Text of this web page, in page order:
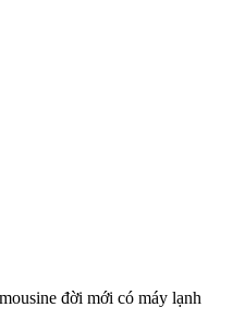
đời mới có máy lạnh